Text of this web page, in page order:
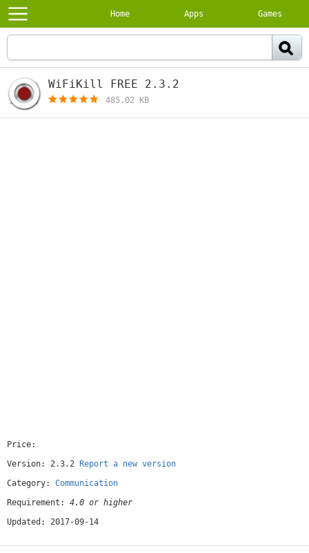
Home Apps Games
WiFiKill FREE 2.3.2
485.02 KB
Price:
Version: 2.3.2
Report a new version
Category: Communication
Requirement: 4.0 or higher
Updated: 2017-09-14